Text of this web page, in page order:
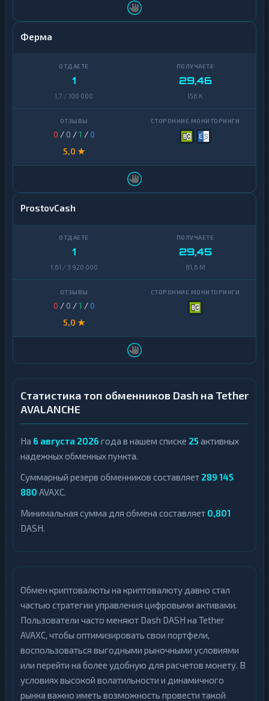
Ферма
1
1,7 / 100 000
29,46
156 K
0 / 0 /1 /0
5,0 ★
ProstovCash
1
1,61 / 3 920 000
29,45
81,6 M
0 / 0 /1 /0
5,0 ★
Статистика топ обменников Dash на Tether
AVALANCHE
На 6 августа 2026 года в нашем списке 25 активных
надежных обменных пункта.
Суммарный резерв обменников составляет 289 145
880 AVAXC.
Минимальная сумма для обмена составляет 0,801
DASH.
Обмен криптовалюты на криптовалюту давно стал
частью стратегии управления цифровыми активами.
Пользователи часто меняют Dash DASH на Tether
AVAXC, чтобы оптимизировать свои портфели,
воспользоваться выгодными рыночными условиями
или перейти на более удобную для расчетов монету. В
условиях высокой волатильности и динамичного
рынка важно иметь возможность провести такой